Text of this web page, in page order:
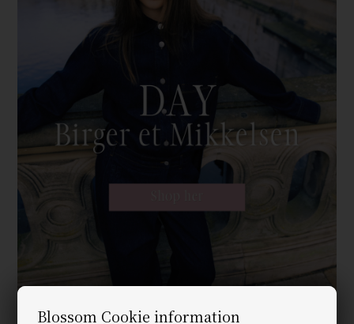
Blossom Cookie information